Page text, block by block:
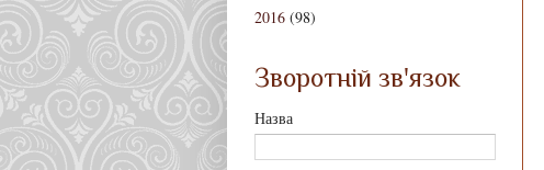
2016 (98)
Зворотній зв'язок
Назва